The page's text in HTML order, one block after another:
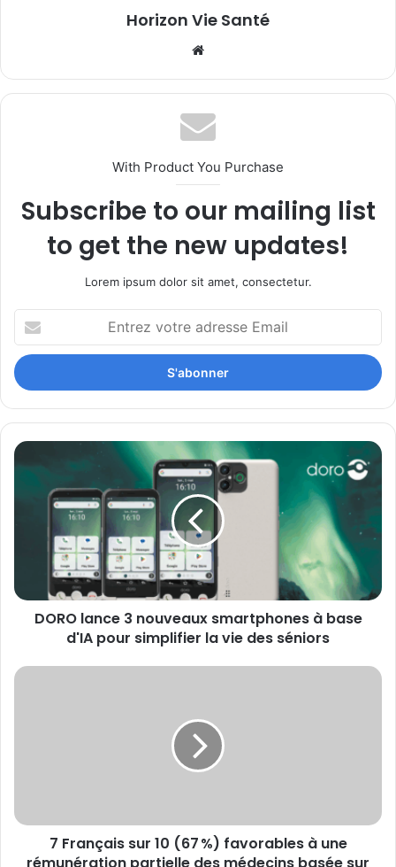
Horizon Vie Santé
With Product You Purchase
Subscribe to our mailing list
to get the new updates!
Lorem ipsum dolor sit amet, consectetur.
votre
adresse
Email
DORO
lance
nouveaux
smartphones
pour
simplifier
des
DORO lance 3 nouveaux smartphones à base
d'IA pour simplifier la vie des séniors
7
rémunération
partielle
des
7 Français sur 10 (67 %) favorables à une